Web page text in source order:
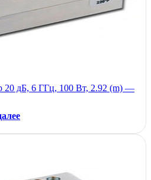
20 дБ, 6 ГГц, 100 Вт, 2.92 (m) —